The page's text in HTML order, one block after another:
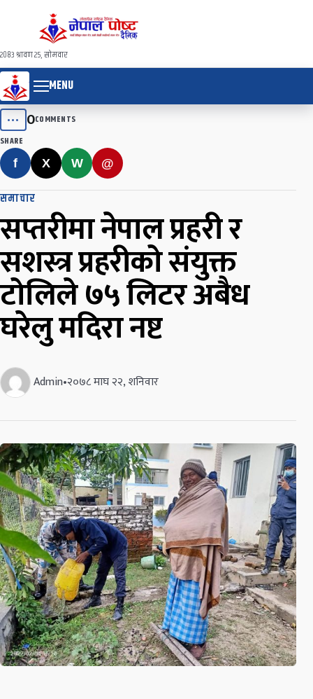
२०८३ श्रावण २५, सोमवार
MENU
••• 0COMMENTS
SHARE
f X W @
समाचार
सप्तरीमा नेपाल प्रहरी र
सशस्त्र प्रहरीको संयुक्त
टोलिले ७५ लिटर अबैध
घरेलु मदिरा नष्ट
Admin•२०७८ माघ २२, शनिवार